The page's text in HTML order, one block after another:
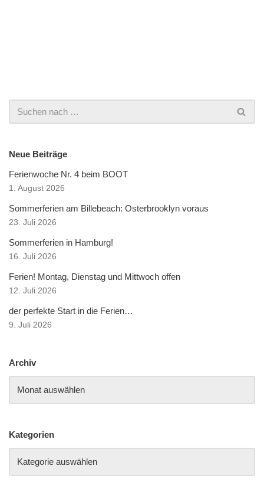
Neue Beiträge
Ferienwoche Nr. 4 beim BOOT
1. August 2026
Sommerferien am Billebeach: Osterbrooklyn voraus
23. Juli 2026
Sommerferien in Hamburg!
16. Juli 2026
Ferien! Montag, Dienstag und Mittwoch offen
12. Juli 2026
der perfekte Start in die Ferien…
9. Juli 2026
Archiv
Kategorien